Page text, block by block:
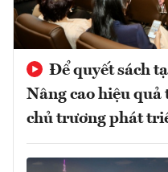
Để quyết sách
Nâng cao hiệu quả
chủ trương phát